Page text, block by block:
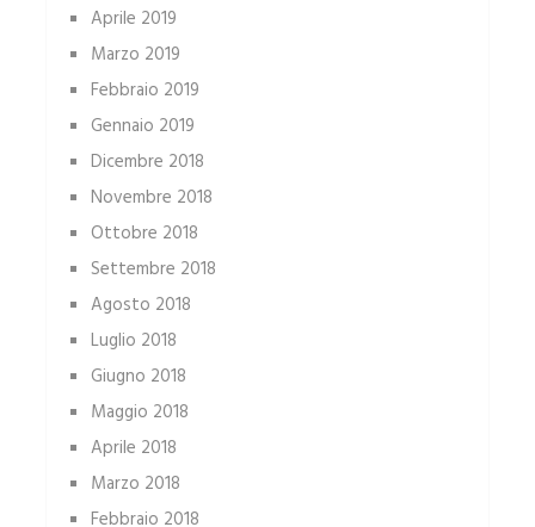
Aprile 2019
Marzo 2019
Febbraio 2019
Gennaio 2019
Dicembre 2018
Novembre 2018
Ottobre 2018
Settembre 2018
Agosto 2018
Luglio 2018
Giugno 2018
Maggio 2018
Aprile 2018
Marzo 2018
Febbraio 2018